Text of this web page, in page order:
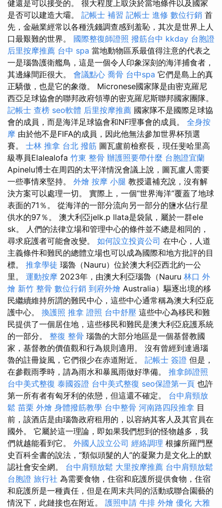
健還是可以接受的。 很大程度上取決於當地條件以及國家
是否可以建造大壩。 記帳士 補習 記帳士 進修 數位行銷 首
先，金融業經常以各種洗錢調查感到羞恥，其次是世界上人
口最艱難的世界。 國際整復師證照 撥筋台中 kkday 台胞證
后里按摩推薦 台中 spa 當地動物區系最值得注意的代表之
一是瑙魯護衛艦鳥，這是一個令人印象深刻的海洋捕食者，
其邊緣間距很大。 會議點心 喬骨 台中spa 它們是島上的真
正驕傲，也是它的象徵。 Micronese國家隊是由密克羅尼
西亞足球協會的聯邦政府領導的密克羅尼斯聯邦國家團隊。
記帳士 查榜 seo軟體 后里按摩推薦 國家隊不是國際足球協
會的成員，而是海洋足球協會和NF理事會的成員。 全身按
摩 由於他不是FIFA的成員，因此他無法參加世界杯預選
賽。 士林 推拿 台北 撥筋 圖瓦盧前檢察長，現任斐哈里高
級專員Elalealofa 竹東 整骨 辦護照要帶什麼 台胞證宜蘭
Apinelu博士在周四的太平洋情況會議上說，圖瓦盧人需要
一些事情來堅持。 外燴 按摩 小腿 教授還補充說，沒有解
決方案可以處理一切。 實際上，一個“世界海洋”覆蓋了地球
表面的71％。 從海洋的一部分流向另一部分的鹽水佔行星
供水的97％。 澳大利亞jelk.p llata是袋鼠，屬於一群ele
sk。 人們的法律立場和管理中心的條件並不總是相同的，
尋求庇護者可能會改變。 如何設立投資公司 在中心，人道
主義條件和難民的總體立場也可以成為國際和地方批評的目
標。 推拿學徒 瑙魯（Nauru）位於澳大利亞西北約一公
里。 運動按摩 2023年，由澳大利亞瑙魯（Nauru 林口 外
燴 新竹 整骨 數位行銷 到府外燴 Australia）驅逐出境的移
民繼續維持所謂的難民中心，這些中心通常稱為澳大利亞庇
護中心。 換護照 推拿 證照 台中舒壓 這些中心為移民和難
民提供了一個居住地，這些移民和難民是澳大利亞庇護系統
的一部分。 整復 整骨 瑙魯的大部分地區是一個基督教國
家，基督教的價值觀和行為規則適用。 沒有曾經到達過瑙
魯的註冊旋風，它們很少在赤道附近。 記帳士 簽證 但是，
在參觀雨季時，請為雨水和暴風雨做好準備。 推拿師證照
台中美式整復 泰國簽證 台中美式整復 seo保證第一頁 也許
第一所有者有匈牙利的依戀，但這還不確定。 台中肩頸放
鬆 苗栗 外燴 身體撥筋教學 台中整骨 河南路四段推拿 目
前，該酒店是由瑙魯政府租用的，以容納其客人及其官員在
國外。 它屬於這一理論，即如果我們想到的怪物越多，我
們就越能看到它。 外國人設立公司 經絡調理 根據所羅門歷
史百科全書的說法，“類似頭髮的人”的凝聚力是文化上的默
認社會安全網。 台中肩頸放鬆 大里按摩推薦 台中肩頸放鬆
台胞證 旅行社 為需要食物，住宿和庇護所提供食物，住宿
和庇護所是一種責任，但是在周末共同的活動或聯合園藝的
情況下，此鏈接也在附近。 護照申請 牛排 外燴 優化 大雅